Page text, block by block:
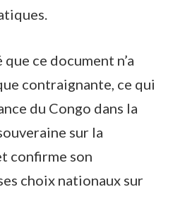
ce document n’a
contraignante, ce qui
du Congo dans la
sur la
confirme son
choix nationaux sur